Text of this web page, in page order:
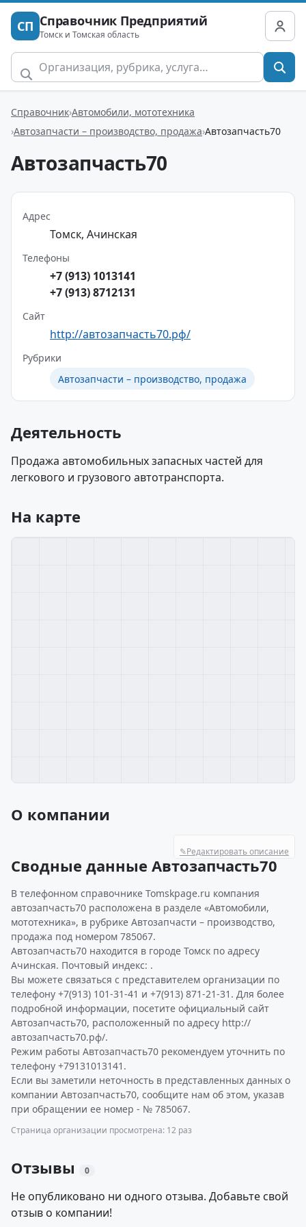
СП Справочник Предприятий
Томск и Томская область
Справочник Автомобили, мототехника
Автозапчасти – производство, продажа Автозапчасть70
Автозапчасть70
Адрес
Томск, Ачинская
Телефоны
+7 (913) 1013141
+7 (913) 8712131
Сайт
http://автозапчасть70.рф/
Рубрики
Автозапчасти – производство, продажа
Деятельность
Продажа автомобильных запасных частей для
легкового и грузового автотранспорта.
На карте
О компании
✎Редактировать описание
Сводные данные Автозапчасть70
В телефонном справочнике Tomskpage.ru компания
автозапчасть70 расположена в разделе «Автомобили,
мототехника», в рубрике Автозапчасти – производство,
продажа под номером 785067.
Автозапчасть70 находится в городе Томск по адресу
Ачинская. Почтовый индекс: .
Вы можете связаться с представителем организации по
телефону +7(913) 101-31-41 и +7(913) 871-21-31. Для более
подробной информации, посетите официальный сайт
Автозапчасть70, расположенный по адресу http://
автозапчасть70.рф/.
Режим работы Автозапчасть70 рекомендуем уточнить по
телефону +79131013141.
Если вы заметили неточность в представленных данных о
компании Автозапчасть70, сообщите нам об этом, указав
при обращении ее номер - № 785067.
Страница организации просмотрена: 12 раз
Отзывы 0
Не опубликовано ни одного отзыва. Добавьте свой
отзыв о компании!